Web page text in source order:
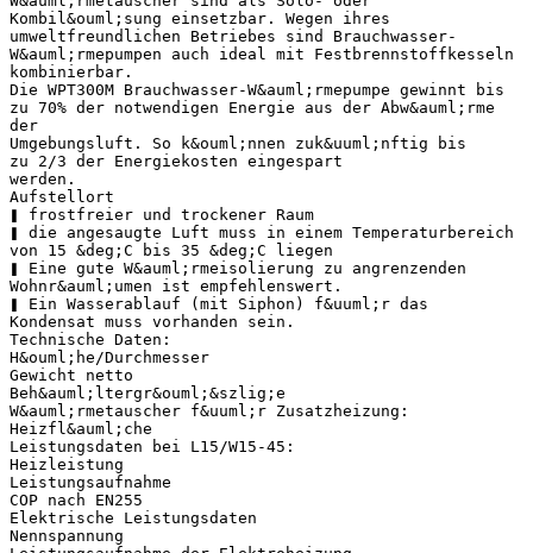
Kombil&ouml;sung einsetzbar. Wegen ihres
umweltfreundlichen Betriebes sind Brauchwasser-
W&auml;rmepumpen auch ideal mit Festbrennstoffkesseln
kombinierbar.
Die WPT300M Brauchwasser-W&auml;rmepumpe gewinnt bis
zu 70% der notwendigen Energie aus der Abw&auml;rme
der
Umgebungsluft. So k&ouml;nnen zuk&uuml;nftig bis
zu 2/3 der Energiekosten eingespart
werden.
Aufstellort
❚ frostfreier und trockener Raum
❚ die angesaugte Luft muss in einem Temperaturbereich
von 15 &deg;C bis 35 &deg;C liegen
❚ Eine gute W&auml;rmeisolierung zu angrenzenden
Wohnr&auml;umen ist empfehlenswert.
❚ Ein Wasserablauf (mit Siphon) f&uuml;r das
Kondensat muss vorhanden sein.
Technische Daten:
H&ouml;he/Durchmesser
Gewicht netto
Beh&auml;ltergr&ouml;&szlig;e
W&auml;rmetauscher f&uuml;r Zusatzheizung:
Heizfl&auml;che
Leistungsdaten bei L15/W15-45:
Heizleistung
Leistungsaufnahme
COP nach EN255
Elektrische Leistungsdaten
Nennspannung